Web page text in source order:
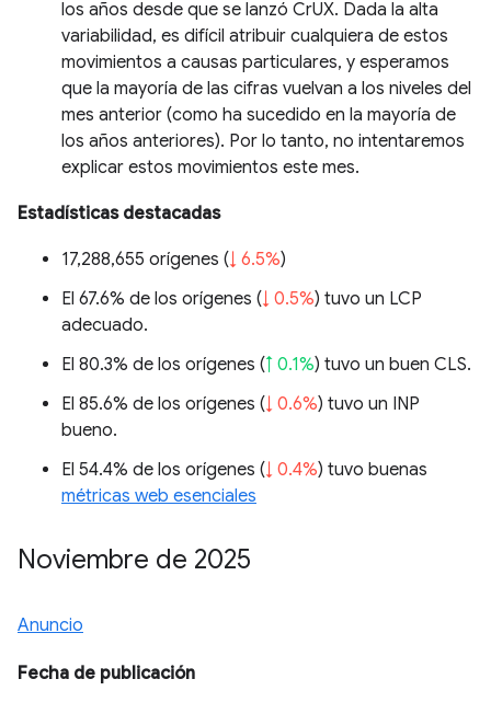
los años desde que se lanzó CrUX. Dada la alta
variabilidad, es difícil atribuir cualquiera de estos
movimientos a causas particulares, y esperamos
que la mayoría de las cifras vuelvan a los niveles del
mes anterior (como ha sucedido en la mayoría de
los años anteriores). Por lo tanto, no intentaremos
explicar estos movimientos este mes.
Estadísticas destacadas
17,288,655 orígenes (↓ 6.5%)
El 67.6% de los orígenes (↓ 0.5%) tuvo un LCP
adecuado.
El 80.3% de los orígenes (↑ 0.1%) tuvo un buen CLS.
El 85.6% de los orígenes (↓ 0.6%) tuvo un INP
bueno.
El 54.4% de los orígenes (↓ 0.4%) tuvo buenas
métricas web esenciales
Noviembre de 2025
Anuncio
Fecha de publicación